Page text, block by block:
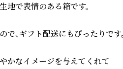
地で表情のある箱です。
で、ギフト配送にもぴったりです。
かなイメージを与えてくれて